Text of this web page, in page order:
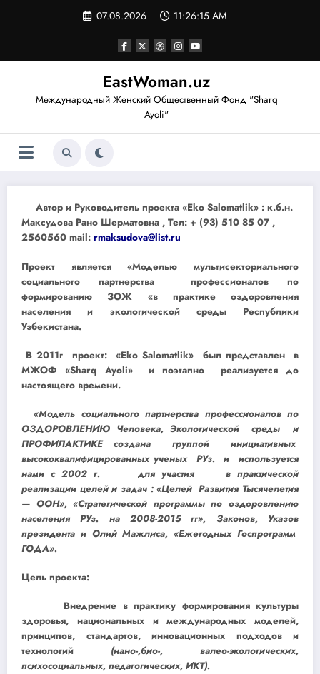
07.08.2026 11:26:16 AM
EastWoman.uz
Международный Женский Общественный Фонд "Sharq
Ayoli"
Автор и Руководитель проекта «Eko Salomatlik» : к.б.н.
Максудова Рано Шерматовна , Тел: + (93) 510 85 07 ,
2560560 mail: rmaksudova@list.ru
Проект является «Моделью мультисекториального
социального партнерства профессионалов по
формированию ЗОЖ «в практике оздоровления
населения и экологической среды Республики
Узбекистана.
В 2011г проект: «Eko Salomatlik» был представлен в
МЖОФ «Sharq Ayoli» и поэтапно
реализуется до
настоящего времени.
«Модель социального партнерства профессионалов по
ОЗДОРОВЛЕНИЮ Человека, Экологической среды и
ПРОФИЛАКТИКЕ создана группой инициативных
высококвалифицированных ученых РУз. и используется
нами с 2002 г. для участия в практической
реализации целей и задач : «Целей Развития Тысячелетия
— ООН», «Стратегической программы по оздоровлению
населения РУз. на 2008-2015 гг», Законов, Указов
президента и Олий Мажлиса, «Ежегодных Госпрограмм
ГОДА».
Цель проекта:
Внедрение в практику формирования культуры
здоровья, национальных и международных моделей,
принципов, стандартов, инновационных подходов и
технологий (нано-,био-, валео-экологических,
психосоциальных, педагогических, ИКТ).